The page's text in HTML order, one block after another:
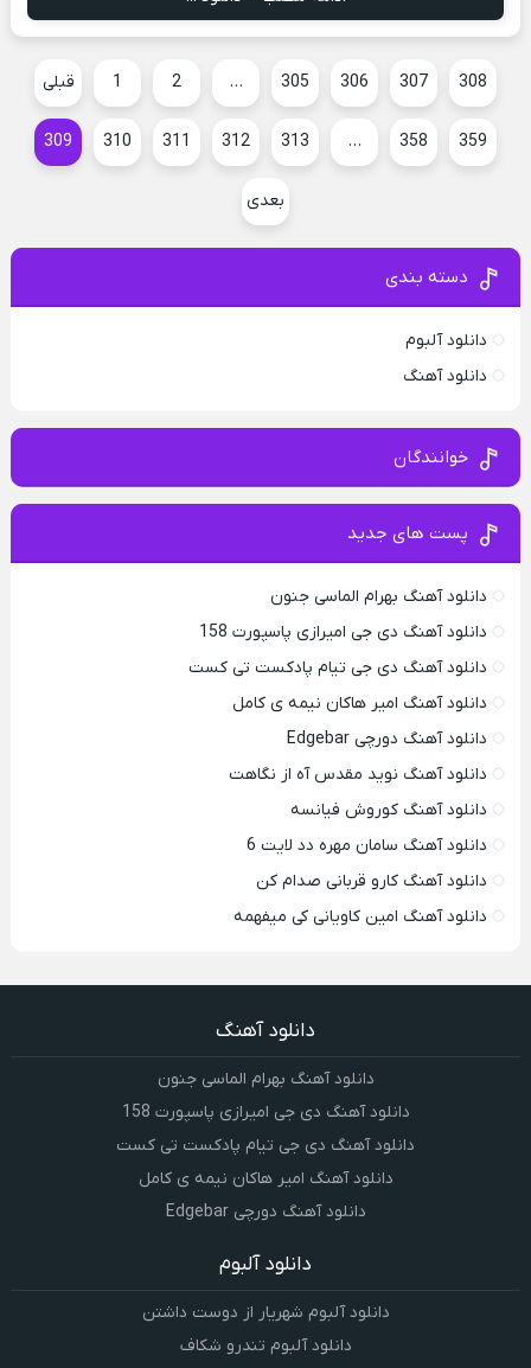
قبلی 1 2 … 305 306 307 308
309 310 311 312 313 … 358 359
بعدی
دسته بندی
دانلود آلبوم
دانلود آهنگ
خوانندگان
پست های جدید
دانلود آهنگ بهرام الماسی جنون
دانلود آهنگ دی جی امیرازی پاسپورت 158
دانلود آهنگ دی جی تیام پادکست تی کست
دانلود آهنگ امیر هاکان نیمه ی کامل
دانلود آهنگ دورچی Edgebar
دانلود آهنگ نوید مقدس آه از نگاهت
دانلود آهنگ کوروش فیانسه
دانلود آهنگ سامان مهره دد لایت 6
دانلود آهنگ کارو قربانی صدام کن
دانلود آهنگ امین کاویانی کی میفهمه
دانلود آهنگ
دانلود آهنگ بهرام الماسی جنون
دانلود آهنگ دی جی امیرازی پاسپورت 158
دانلود آهنگ دی جی تیام پادکست تی کست
دانلود آهنگ امیر هاکان نیمه ی کامل
دانلود آهنگ دورچی Edgebar
دانلود آلبوم
دانلود آلبوم شهریار از دوست داشتن
دانلود آلبوم تندرو شکاف